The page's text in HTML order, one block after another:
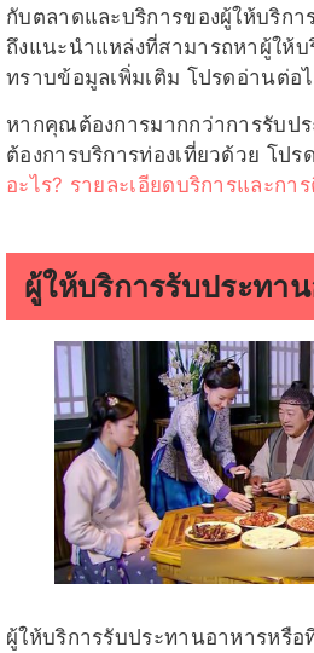
กับตลาดและบริการของผู้ให้บริก
ถึงแนะนำแหล่งที่สามารถหาผู้ให้บ
ทราบข้อมูลเพิ่มเติม โปรดอ่านต่อ
หากคุณต้องการมากกว่าการรับป
ต้องการบริการท่องเที่ยวด้วย โปร
อะไร? รายละเอียดบริการและกา
ผู้ให้บริการรับประทา
ผู้ให้บริการรับประทานอาหารหรือ